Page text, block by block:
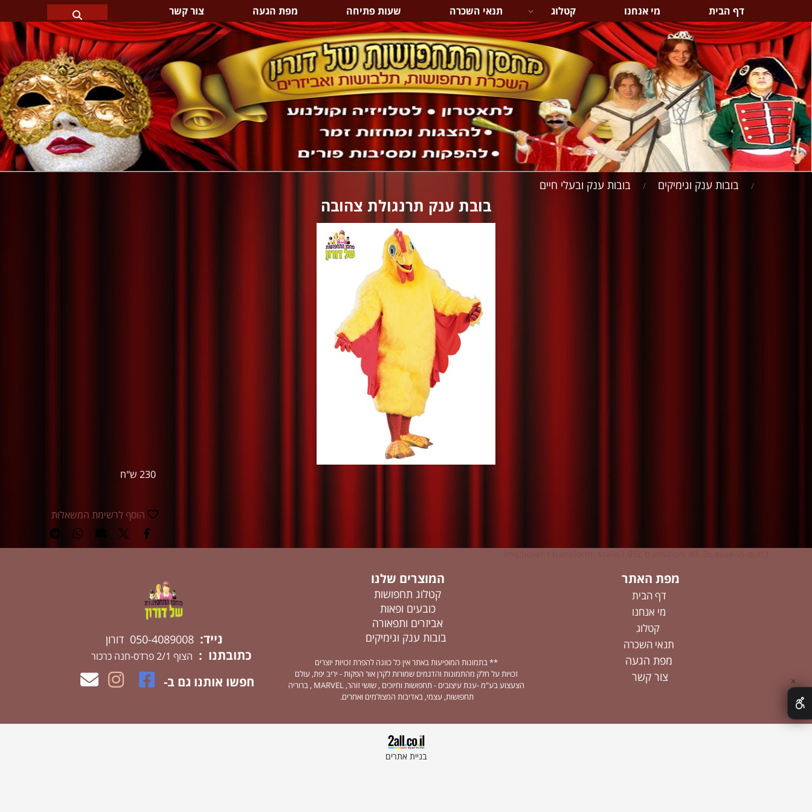
דף הבית מי אנחנו קטלוג תנאי השכרה שעות פתיחה מפת הגעה צור קשר
/ בובות ענק וגימיקים / בובות ענק ובעלי חיים
בובת ענק תרנגולת צהובה
הוסף לרשימת המשאלות
מפת האתר
דף הבית
מי אנחנו
קטלוג
תנאי השכרה
מפת הגעה
צור קשר
המוצרים שלנו
קטלוג תחפושות
כובעים ופאות
אביזרים ותפאורה
בובות ענק וגימיקים
** בתמונות המופיעות באתר אין כל כוונה להפרת זכויות יוצרים
זכויות על חלק מהתמונות והדגמים שמורות לקרן אור הפקות - יריב יפת, עולם
הצעצוע בע"מ -ענת עיצובים - תחפושות וחיוכים , שושי זוהר, MARVEL , ברוריה
תחפושות, עצמי, באדיבות המצולמים ואחרים.
נייד: 050-4089008 דורון
כתובתנו : הצוף 2/1 פרדס-חנה כרכור
חפשו אותנו גם ב-
בניית אתרים
✕